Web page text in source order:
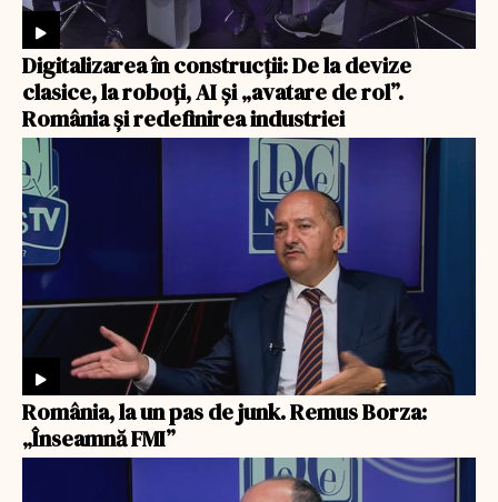
Digitalizarea în construcții: De la devize
clasice, la roboți, AI și „avatare de rol”.
România și redefinirea industriei
România, la un pas de junk. Remus Borza:
„Înseamnă FMI”